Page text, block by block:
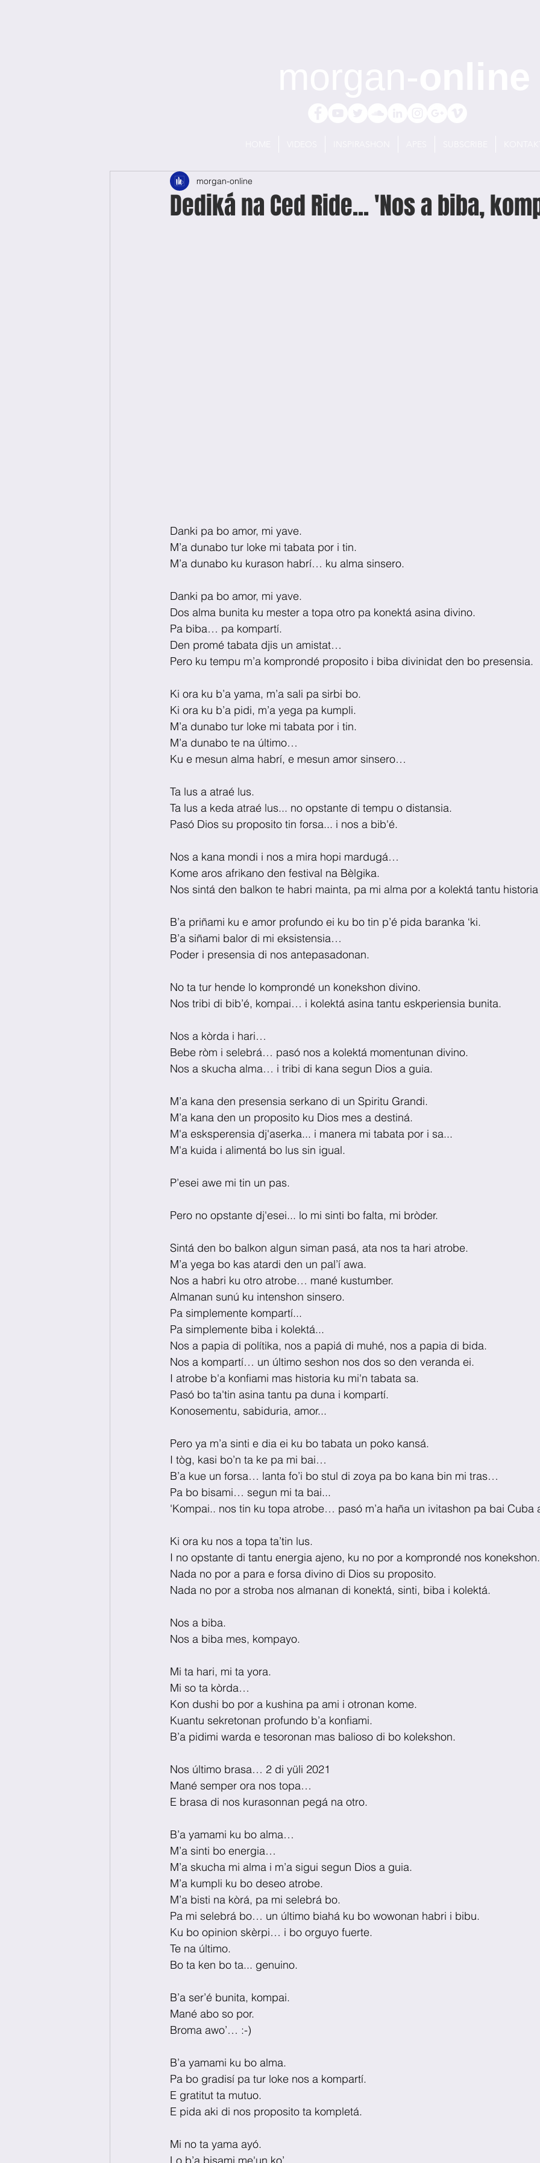
Dediká na Ced Ride... 'Nos a biba,
morgan-online
Danki pa bo amor, mi yave.
M’a dunabo tur loke mi tabata por i tin.
M’a dunabo ku kurason habrí… ku alma sinsero.
Danki pa bo amor, mi yave.
Dos alma bunita ku mester a topa otro pa konektá asina divino.
Pa biba… pa kompartí.
Den promé tabata djis un amistat…
Pero ku tempu m’a komprondé proposito i biba divinidat den bo presensia.
Ki ora ku b’a yama, m’a sali pa sirbi bo.
Ki ora ku b’a pidi, m’a yega pa kumpli.
M’a dunabo tur loke mi tabata por i tin.
M’a dunabo te na último…
Ku e mesun alma habrí, e mesun amor sinsero…
Ta lus a atraé lus.
Ta lus a keda atraé lus... no opstante di tempu o distansia.
Pasó Dios su proposito tin forsa... i nos a bib'é.
Nos a kana mondi i nos a mira hopi mardugá…
Kome aros afrikano den festival na Bèlgika.
Nos sintá den balkon te habri mainta, pa mi alma por a kolektá tantu
B’a priñami ku e amor profundo ei ku bo tin p’é pida baranka ‘ki.
B’a siñami balor di mi eksistensia…
Poder i presensia di nos antepasadonan.
No ta tur hende lo komprondé un konekshon divino.
Nos tribi di bib’é, kompai… i kolektá asina tantu eskperiensia bunita.
Nos a kòrda i hari…
Bebe ròm i selebrá… pasó nos a kolektá momentunan divino.
Nos a skucha alma… i tribi di kana segun Dios a guia.
M’a kana den presensia serkano di un Spiritu Grandi.
M’a kana den un proposito ku Dios mes a destiná.
M'a esksperensia dj'aserka... i manera mi tabata por i sa...
M'a kuida i alimentá bo lus sin igual.
P’esei awe mi tin un pas.
Pero no opstante dj'esei... lo mi sinti bo falta, mi bròder.
Sintá den bo balkon algun siman pasá, ata nos ta hari atrobe.
M’a yega bo kas atardi den un pal’í awa.
Nos a habri ku otro atrobe… mané kustumber.
Almanan sunú ku intenshon sinsero.
Pa simplemente kompartí...
Pa simplemente biba i kolektá...
Nos a papia di polítika, nos a papiá di muhé, nos a papia di bida.
Nos a kompartí… un último seshon nos dos so den veranda ei.
I atrobe b'a konfiami mas historia ku mi'n tabata sa.
Pasó bo ta'tin asina tantu pa duna i kompartí.
Konosementu, sabiduria, amor...
Pero ya m’a sinti e dia ei ku bo tabata un poko kansá.
I tòg, kasi bo’n ta ke pa mi bai…
B’a kue un forsa… lanta fo’i bo stul di zoya pa bo kana bin mi tras…
Pa bo bisami… segun mi ta bai...
'Kompai.. nos tin ku topa atrobe… pasó m’a haña un ivitashon pa bai Cuba
Ki ora ku nos a topa ta’tin lus.
I no opstante di tantu energia ajeno, ku no por a komprondé nos konekshon.
Nada no por a para e forsa divino di Dios su proposito.
Nada no por a stroba nos almanan di konektá, sinti, biba i kolektá.
Nos a biba.
Nos a biba mes, kompayo.
Mi ta hari, mi ta yora.
Mi so ta kòrda…
Kon dushi bo por a kushina pa ami i otronan kome.
Kuantu sekretonan profundo b’a konfiami.
B’a pidimi warda e tesoronan mas balioso di bo kolekshon.
Nos último brasa… 2 di yüli 2021
Mané semper ora nos topa…
E brasa di nos kurasonnan pegá na otro.
B’a yamami ku bo alma…
M’a sinti bo energia…
M’a skucha mi alma i m’a sigui segun Dios a guia.
M’a kumpli ku bo deseo atrobe.
M’a bisti na kòrá, pa mi selebrá bo.
Pa mi selebrá bo… un último biahá ku bo wowonan habri i bibu.
Ku bo opinion skèrpi… i bo orguyo fuerte.
Te na último.
Bo ta ken bo ta... genuino.
B’a ser’é bunita, kompai.
Mané abo so por.
Broma awo’… :-)
B’a yamami ku bo alma.
Pa bo gradisí pa tur loke nos a kompartí.
E gratitut ta mutuo.
E pida aki di nos proposito ta kompletá.
Mi no ta yama ayó.